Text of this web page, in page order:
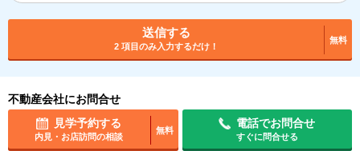
送信する
2 項目のみ入力するだけ！
無料
不動産会社にお問合せ
見学予約する
内見・お店訪問の相談
無料
電話でお問合せ
すぐに問合せる